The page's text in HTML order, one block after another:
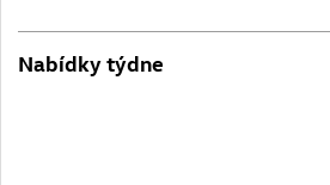
Nabídky týdne